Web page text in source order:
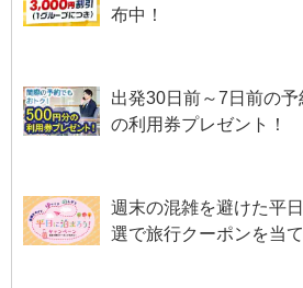
布中！
出発30日前～7日前の
の利用券プレゼント！
週末の混雑を避けた平
選で旅行クーポンを当て